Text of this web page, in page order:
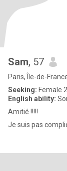
Sam, 57
Paris, Île-de-
Seeking: Female
English ability:
Amitié !!!!!
Je suis pas